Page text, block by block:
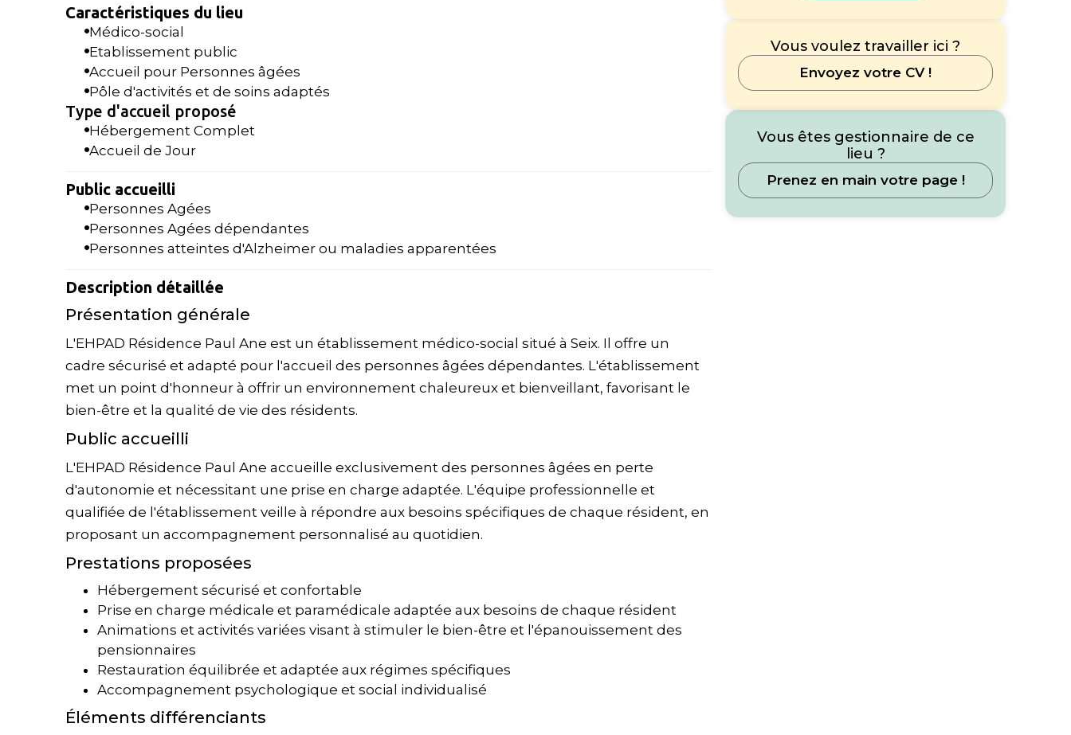
Caractéristiques du lieu
Médico-social
Etablissement public
Accueil pour Personnes âgées
Pôle d'activités et de soins adaptés
Type d'accueil proposé
Hébergement Complet
Accueil de Jour
Public accueilli
Personnes Agées
Personnes Agées dépendantes
Personnes atteintes d'Alzheimer ou maladies apparentées
Description détaillée
Présentation générale
L'EHPAD Résidence Paul Ane est un établissement médico-social situé à Seix. Il offre un
cadre sécurisé et adapté pour l'accueil des personnes âgées dépendantes. L'établissement
met un point d'honneur à offrir un environnement chaleureux et bienveillant, favorisant le
bien-être et la qualité de vie des résidents.
Public accueilli
L'EHPAD Résidence Paul Ane accueille exclusivement des personnes âgées en perte
d'autonomie et nécessitant une prise en charge adaptée. L'équipe professionnelle et
qualifiée de l'établissement veille à répondre aux besoins spécifiques de chaque résident, en
proposant un accompagnement personnalisé au quotidien.
Prestations proposées
Hébergement sécurisé et confortable
Prise en charge médicale et paramédicale adaptée aux besoins de chaque résident
Animations et activités variées visant à stimuler le bien-être et l'épanouissement des
pensionnaires
Restauration équilibrée et adaptée aux régimes spécifiques
Accompagnement psychologique et social individualisé
Éléments différenciants
Vous voulez travailler ici ?
Envoyez votre CV !
Vous êtes gestionnaire de ce
lieu ?
Prenez en main votre page !